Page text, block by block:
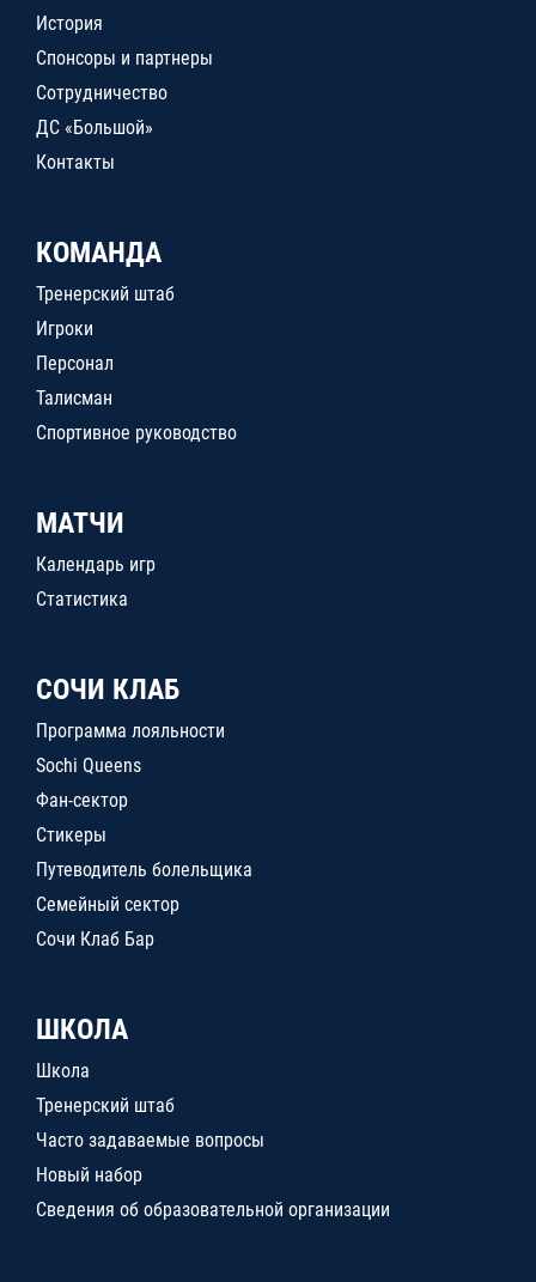
История
Спонсоры и партнеры
Сотрудничество
ДС «Большой»
Контакты
КОМАНДА
Тренерский штаб
Игроки
Персонал
Талисман
Спортивное руководство
МАТЧИ
Календарь игр
Статистика
СОЧИ КЛАБ
Программа лояльности
Sochi Queens
Фан-сектор
Стикеры
Путеводитель болельщика
Семейный сектор
Сочи Клаб Бар
ШКОЛА
Школа
Тренерский штаб
Часто задаваемые вопросы
Новый набор
Сведения об образовательной организации